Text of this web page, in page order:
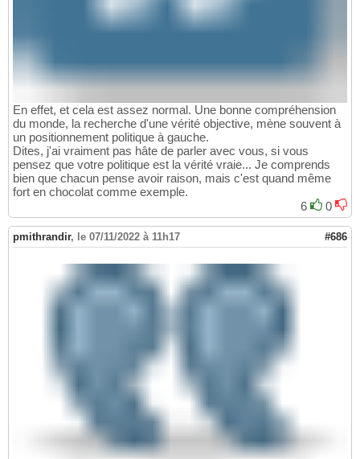
En effet, et cela est assez normal. Une bonne compréhension
du monde, la recherche d'une vérité objective, mène souvent à
un positionnement politique à gauche.
Dites, j'ai vraiment pas hâte de parler avec vous, si vous
pensez que votre politique est la vérité vraie... Je comprends
bien que chacun pense avoir raison, mais c'est quand même
fort en chocolat comme exemple.
6
0
pmithrandir, le 07/11/2022 à 11h17 #686